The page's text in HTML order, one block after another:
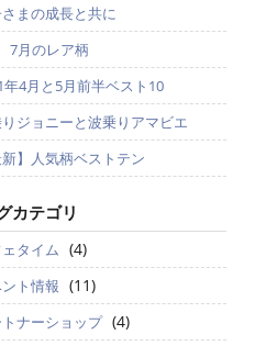
まの成長と共に
7月のレア柄
年4月と5月前半ベスト10
ジョニーと波乗りアマビエ
新】人気柄ベストテン
カテゴリ
タイム (4)
ト情報 (11)
ナーショップ (4)